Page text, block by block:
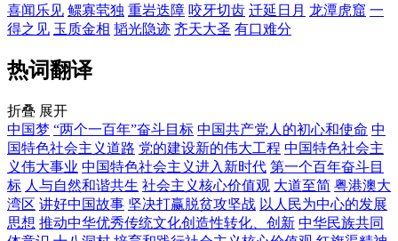
喜闻乐见 鳏寡茕独 重岩迭障 咬牙切齿 迁延日月 龙潭虎窟 一
得之见 玉质金相 韬光隐迹 齐天大圣 有口难分
热词翻译
折叠 展开
中国梦 “两个一百年”奋斗目标 中国共产党人的初心和使命 中
国特色社会主义道路 党的建设新的伟大工程 中国特色社会主
义伟大事业 中国特色社会主义进入新时代 第一个百年奋斗目
标 人与自然和谐共生 社会主义核心价值观 大道至简 粤港澳大
湾区 讲好中国故事 坚决打赢脱贫攻坚战 以人民为中心的发展
思想 推动中华优秀传统文化创造性转化、创新 中华民族共同